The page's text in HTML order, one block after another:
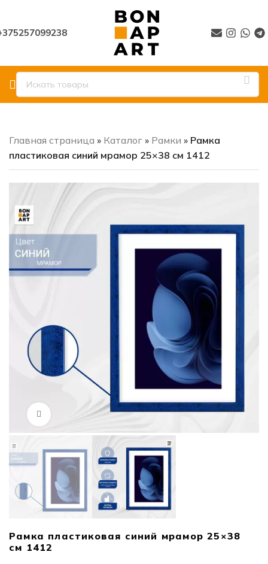
Главная страница » Каталог » Рамки » Рамка
пластиковая синий мрамор 25×38 см 1412
Нажмите, чтобы увеличить
Рамка пластиковая синий мрамор 25×38
см 1412